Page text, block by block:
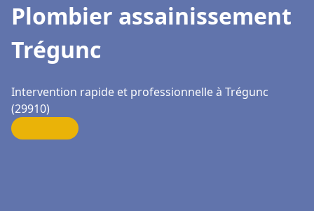
Plombier assainissement
Trégunc
Intervention rapide et professionnelle à Trégunc
(29910)